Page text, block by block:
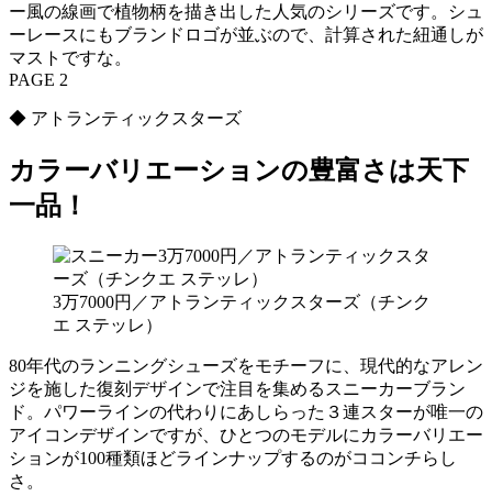
ー風の線画で植物柄を描き出した人気のシリーズです。シュ
ーレースにもブランドロゴが並ぶので、計算された紐通しが
マストですな。
PAGE 2
◆ アトランティックスターズ
カラーバリエーションの豊富さは天下
一品！
3万7000円／アトランティックスターズ（チンク
エ ステッレ）
80年代のランニングシューズをモチーフに、現代的なアレン
ジを施した復刻デザインで注目を集めるスニーカーブラン
ド。パワーラインの代わりにあしらった３連スターが唯一の
アイコンデザインですが、ひとつのモデルにカラーバリエー
ションが100種類ほどラインナップするのがココンチらし
さ。